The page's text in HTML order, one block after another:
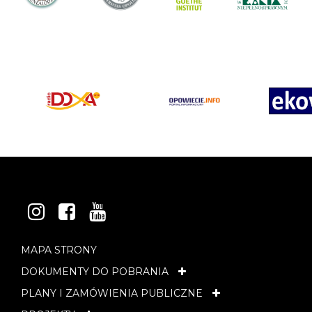
INSTAGRAM
FACEBOOK
YOUTUBE
MAPA STRONY
DOKUMENTY DO POBRANIA
PLANY I ZAMÓWIENIA PUBLICZNE